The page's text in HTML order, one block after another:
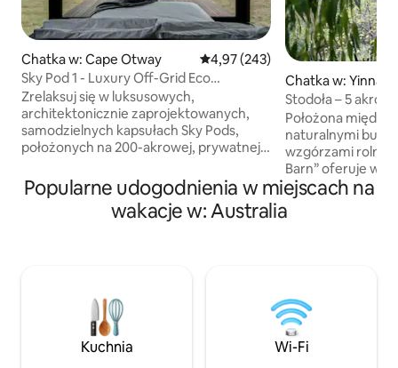
Chatka w: Cape Otway Średnia ocena: 4,97 na 5, liczba
4,97 (243)
Sky Pod 1 - Luxury Off-Grid Eco
Accommodation
Zrelaksuj się w luksusowych,
architektonicznie zaprojektowanych,
samodzielnych kapsułach Sky Pods,
położonych na 200-akrowej, prywatnej
surowej krawędzi Cape Otway. Z tego
malowniczego miejsca rozciąga się
wspaniały widok na Ocean Południowy
prywatne, przestronne, przytulne
i w pełni wyposażone apartamenty,
które zapewniają komfort i wszystkie
nowoczesne udogodnienia. Wyłącznie
Chatka w: Yinnar
Stodoła – 5
z widokami
Położona między
naturalnymi
wzgórzami
Barn” oferuje
z powrotem do
natury. Zrelaksuj
prywatnego lasu
walabii lub
w piecu
(w zależności od
parki narodowe
Popularne udogodnienia w miejscach na
wakacje w: Australia
Kuchnia Wi-Fi